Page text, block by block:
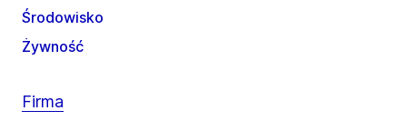
Środowisko
Żywność
Firma